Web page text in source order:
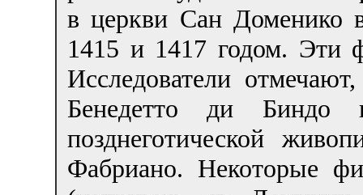
в церкви Сан Доменико
1415 и 1417 годом. Эти
Исследователи
Бенедетто ди Биндо
позднеготической
Фабриано. Некоторые